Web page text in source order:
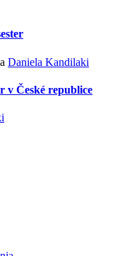
a Daniela Kandilaki
v České republice